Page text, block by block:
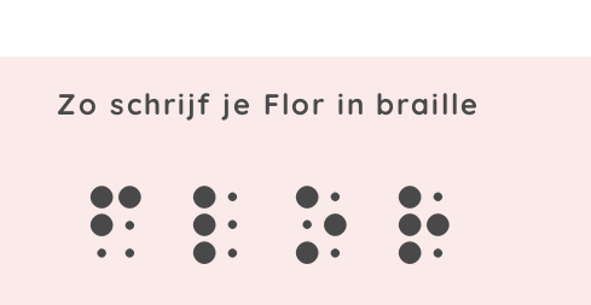
Zo schrijf je Flor in braille
f l o r